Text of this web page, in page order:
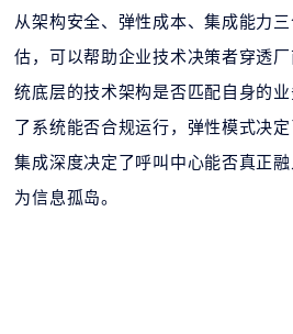
从架构安全、弹性成本、集成能力
估，可以帮助企业技术决策者穿透
统底层的技术架构是否匹配自身的
了系统能否合规运行，弹性模式决定
集成深度决定了呼叫中心能否真正
为信息孤岛。